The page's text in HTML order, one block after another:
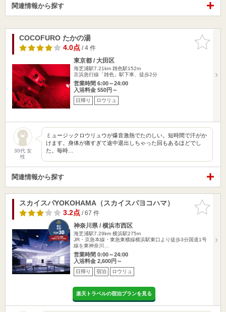
関連情報から探す
お気に入
りに追加
COCOFURO たかの湯
4.0点/ 4 件
東京都 / 大田区
海芝浦駅7.21km 雑色駅152m
京浜急行線「雑色」駅下車、徒歩2分
営業時間 6:00～24:00
入浴料金 550円～
日帰り ロウリュ
30代 女
性
ミュージックロウリュウが爆音激熱でたのしい。短時間で汗がか
けます。身体が痛すぎて途中退出しちゃった回もあるほどでし
た。毎時…
関連情報から探す
お気に入
りに追加
スカイスパYOKOHAMA（スカイスパヨコハマ）
3.2点/ 67 件
神奈川県 / 横浜市西区
海芝浦駅7.29km 横浜駅275m
JR・京急本線・東急東横線横浜駅東口より徒歩3分国道1号
線を東神奈川…
営業時間 0:00～24:00
入浴料金 2,600円～
日帰り 宿泊 ロウリュ
楽天トラベルの宿泊プランを見る